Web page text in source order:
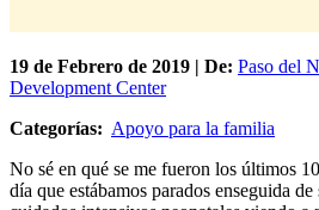
19 de Febrero de 2019 | De: Paso del
Development Center
Categorías: Apoyo para la familia
No sé en qué se me fueron los últimos
día que estábamos parados enseguida